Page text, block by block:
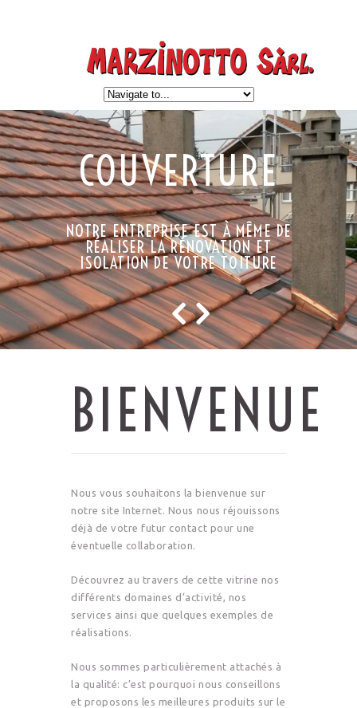
COUVERTURE
NOTRE ENTREPRISE EST À MÊME DE
RÉALISER LA RÉNOVATION ET
ISOLATION DE VOTRE TOITURE
BIENVENUE
Nous vous souhaitons la bienvenue sur
notre site Internet. Nous nous réjouissons
déjà de votre futur contact pour une
éventuelle collaboration.
Découvrez au travers de cette vitrine nos
différents domaines d’activité, nos
services ainsi que quelques exemples de
réalisations.
Nous sommes particulièrement attachés à
la qualité: c’est pourquoi nous conseillons
et proposons les meilleures produits sur le